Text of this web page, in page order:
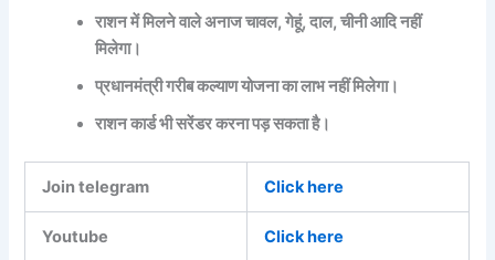
राशन में मिलने वाले अनाज चावल, गेहूं, दाल, चीनी आदि नहीं
मिलेगा।
प्रधानमंत्री गरीब कल्याण योजना का लाभ नहीं मिलेगा।
राशन कार्ड भी सरेंडर करना पड़ सकता है।
Join telegram Click here
Youtube Click here